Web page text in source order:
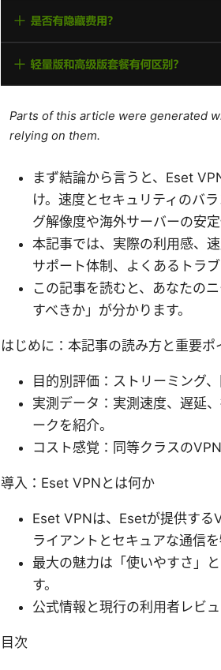
Parts of this article were generated
relying on them.
まず結論から言うと、Eset
け。速度とセキュリティのバ
グ解像度や海外サーバーの安
本記事では、実際の利用感、速
サポート体制、よくあるトラ
この記事を読むと、あなたの
すべきか」が分かります。
はじめに：本記事の読み方と重要ポ
目的別評価：ストリーミング
実測データ：実測速度、遅延
ークを紹介。
コスト感覚：同等クラスの
導入：Eset VPNとは何か
Eset VPNは、Esetが提供する
ライアントとセキュアな通信を
最大の魅力は「使いやすさ」
す。
公式情報と現行の利用者レビ
目次